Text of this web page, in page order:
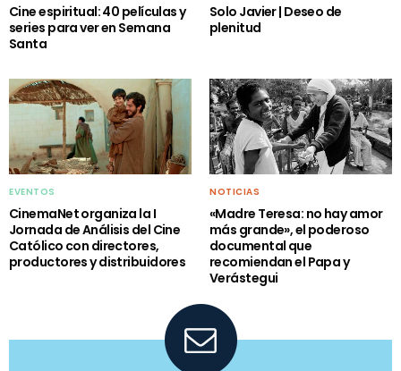
Cine espiritual: 40 películas y
series para ver en Semana
Santa
Solo Javier | Deseo de
plenitud
EVENTOS
CinemaNet organiza la I
Jornada de Análisis del Cine
Católico con directores,
productores y distribuidores
NOTICIAS
«Madre Teresa: no hay amor
más grande», el poderoso
documental que
recomiendan el Papa y
Verástegui